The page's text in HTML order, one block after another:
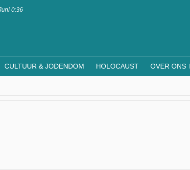
0:36
CULTUUR & JODENDOM HOLOCAUST OVER ONS